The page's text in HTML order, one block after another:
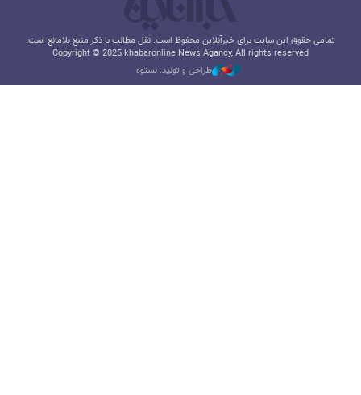
تمامی حقوق این سایت برای خبرآنلاین محفوظ است. نقل مطالب با ذکر منبع بلامانع است.
Copyright © 2025 khabaronline News Agancy, All rights reserved
طراحی و تولید: نستوه